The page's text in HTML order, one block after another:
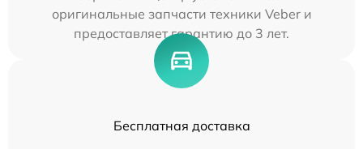
оригинальные запчасти техники Veber и
предоставляет гарантию до 3 лет.
Бесплатная доставка